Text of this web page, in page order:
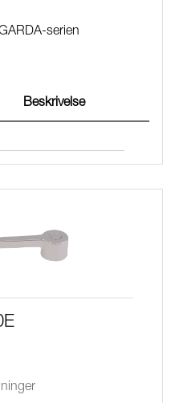
serien
Beskrivelse